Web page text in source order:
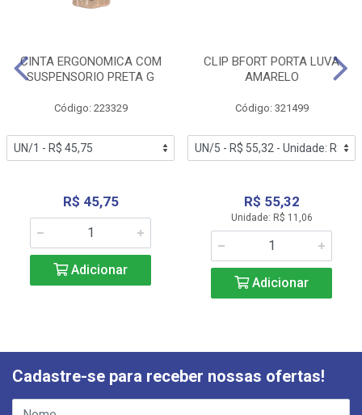
CINTA ERGONOMICA COM
SUSPENSORIO PRETA G
Código: 223329
R$ 45,75
Adicionar
CLIP BFORT PORTA LUVA
AMARELO
Código: 321499
R$ 55,32
Unidade: R$ 11,06
Adicionar
Cadastre-se para receber nossas ofertas!